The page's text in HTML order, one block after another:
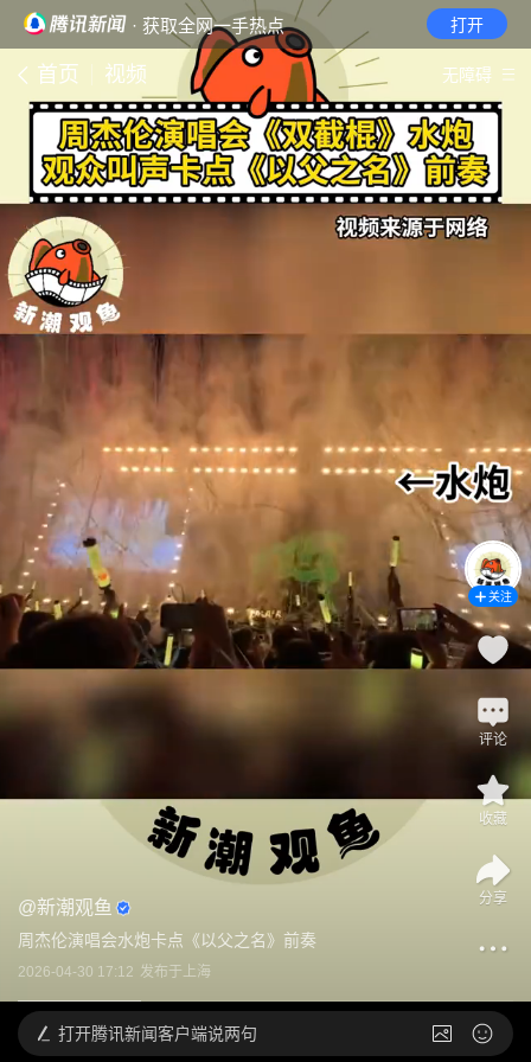
· 获取全网一手热点 打开
首页 视频 无障碍
@新潮观鱼
周杰伦演唱会水炮卡点《以父之名》前奏
2026-04-30 17:12 发布于上海
关注
评论
收藏
分享
打开腾讯新闻客户端说两句